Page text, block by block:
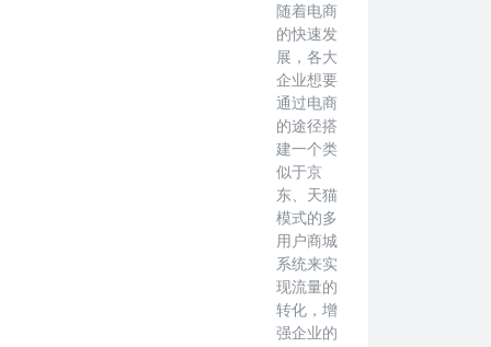
随着电商
的快速发
展，各大
企业想要
通过电商
的途径搭
建一个类
似于京
东、天猫
模式的多
用户商城
系统来实
现流量的
转化，增
强企业的